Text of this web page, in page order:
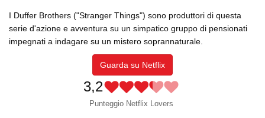
I Duffer Brothers ("Stranger Things") sono produttori di questa
serie d'azione e avventura su un simpatico gruppo di pensionati
impegnati a indagare su un mistero soprannaturale.
Guarda su Netflix
3,2
Punteggio Netflix Lovers